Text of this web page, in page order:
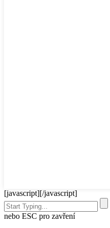
[javascript][/javascript]
nebo ESC pro zavření